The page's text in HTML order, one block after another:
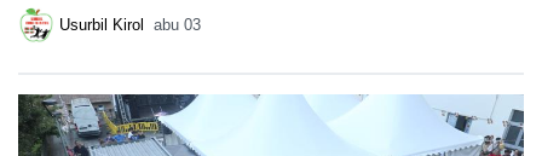
Usurbil Kirol abu 03